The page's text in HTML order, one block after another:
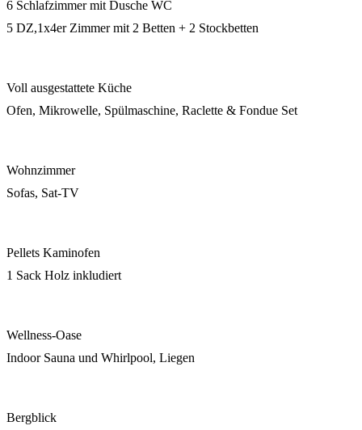
6 Schlafzimmer mit Dusche WC
5 DZ,1x4er Zimmer mit 2 Betten + 2 Stockbetten
Voll ausgestattete Küche
Ofen, Mikrowelle, Spülmaschine, Raclette & Fondue Set
Wohnzimmer
Sofas, Sat-TV
Pellets Kaminofen
1 Sack Holz inkludiert
Wellness-Oase
Indoor Sauna und Whirlpool, Liegen
Bergblick